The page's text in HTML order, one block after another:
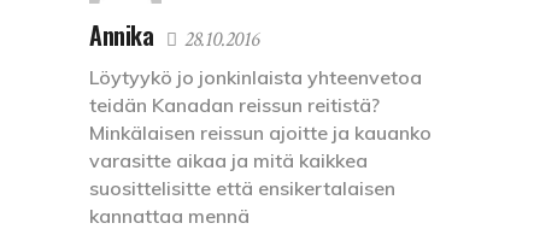
Annika 28.10.2016
Löytyykö jo jonkinlaista yhteenvetoa
teidän Kanadan reissun reitistä?
Minkälaisen reissun ajoitte ja kauanko
varasitte aikaa ja mitä kaikkea
suosittelisitte että ensikertalaisen
kannattaa mennä